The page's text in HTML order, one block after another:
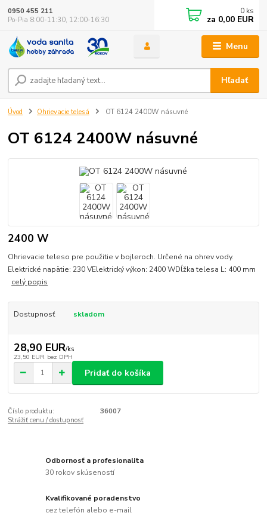
Menu
Hľadať
0950 455 211
Po-Pia 8:00-11:30, 12:00-16:30
0 ks
za 0,00 EUR
Úvod Ohrievacie telesá OT 6124 2400W násuvné
OT 6124 2400W násuvné
2400 W
Ohrievacie teleso pre použitie v bojleroch. Určené na ohrev vody.
Elektrické napätie: 230 VElektrický výkon: 2400 WDĺžka telesa L: 400 mm
celý popis
Dostupnosť skladom
28,90 EUR/ks
23,50 EUR bez DPH
Pridať do košíka
Číslo produktu:
36007
Strážiť cenu / dostupnosť
Odbornosť a profesionalita
30 rokov skúseností
Kvalifikované poradenstvo
cez telefón alebo e-mail